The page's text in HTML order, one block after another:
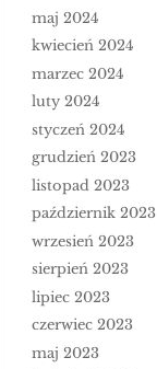
maj 2024
kwiecień 2024
marzec 2024
luty 2024
styczeń 2024
grudzień 2023
listopad 2023
październik 2023
wrzesień 2023
sierpień 2023
lipiec 2023
czerwiec 2023
maj 2023